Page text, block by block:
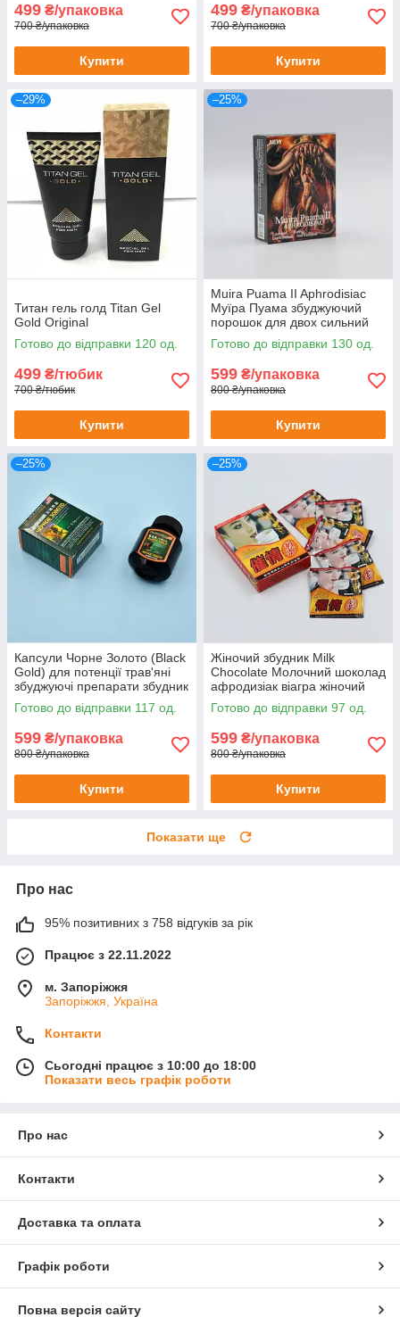
499 ₴/упаковка
700 ₴/упаковка
Купити
499 ₴/упаковка
700 ₴/упаковка
Купити
–29%
Титан гель голд Titan Gel
Gold Original
Готово до відправки 120 од.
499 ₴/тюбик
700 ₴/тюбик
Купити
–25%
Muira Puama II Aphrodisiac
Муїра Пуама збуджуючий
порошок для двох сильний
збудник для двох 10 шт
Готово до відправки 130 од.
599 ₴/упаковка
800 ₴/упаковка
Купити
–25%
Капсули Чорне Золото (Black
Gold) для потенції трав'яні
збуджуючі препарати збудник
viagra виагра 16 шт
Готово до відправки 117 од.
599 ₴/упаковка
800 ₴/упаковка
Купити
–25%
Жіночий збудник Milk
Chocolate Молочний шоколад
афродизіак віагра жіночий
напій-збудник 6 шт.
Готово до відправки 97 од.
599 ₴/упаковка
800 ₴/упаковка
Купити
Показати ще
Про нас
95% позитивних з 758 відгуків за рік
Працює з 22.11.2022
м. Запоріжжя
Запоріжжя, Україна
Контакти
Сьогодні працює з 10:00 до 18:00
Показати весь графік роботи
Про нас
Контакти
Доставка та оплата
Графік роботи
Повна версія сайту